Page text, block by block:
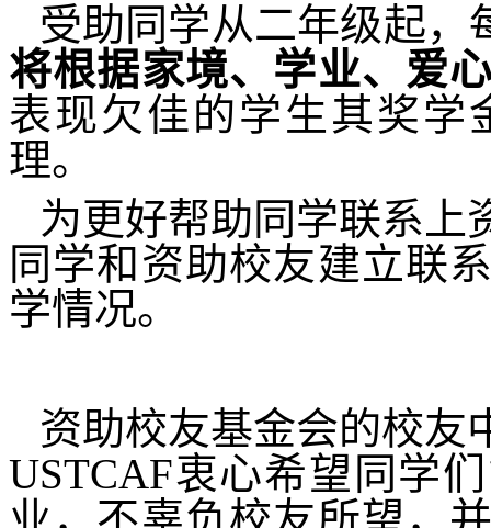
受助同学从二年级起，
将根据家境、学业、爱
表现欠佳的学生其奖学
理。
为更好帮助同学联系上
同学和资助校友建立联
学情况。
资助校友基金会的校友
USTCAF衷心希望同学